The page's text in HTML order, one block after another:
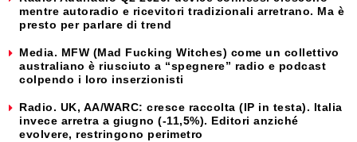
mentre autoradio e ricevitori tradizionali arretrano. Ma è
presto per parlare di trend
Media. MFW (Mad Fucking Witches) come un collettivo
australiano è riusciuto a “spegnere” radio e podcast
colpendo i loro inserzionisti
Radio. UK, AA/WARC: cresce raccolta (IP in testa). Italia
invece arretra a giugno (-11,5%). Editori anziché
evolvere, restringono perimetro